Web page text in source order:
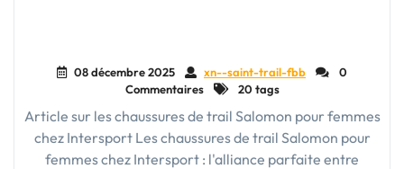
08 décembre 2025 xn--saint-trail-fbb
0
Commentaires
20 tags
Article sur les chaussures de trail Salomon pour femmes
chez Intersport Les chaussures de trail Salomon pour
femmes chez Intersport : l'alliance parfaite entre